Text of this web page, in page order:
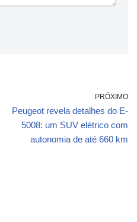
PRÓXIMO
Peugeot revela detalhes do E-
5008: um SUV elétrico com
autonomia de até 660 km